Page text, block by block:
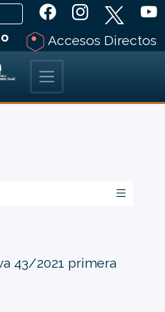
Accesos Directos
43/2021 primera